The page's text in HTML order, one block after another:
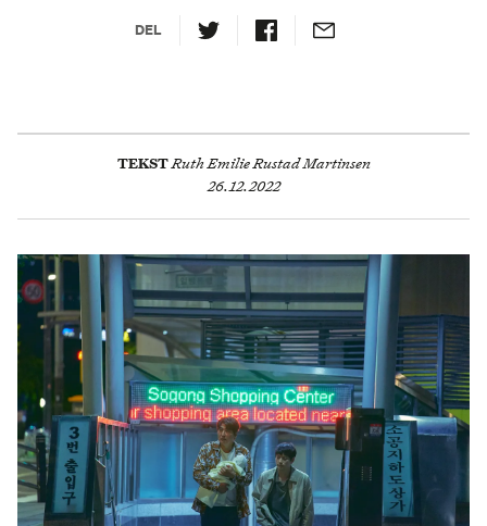
DEL
TEKSTRuth Emilie Rustad Martinsen
26.12.2022